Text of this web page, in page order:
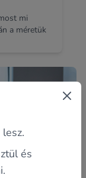
mi
a méretük
és